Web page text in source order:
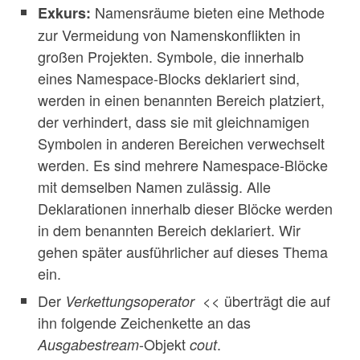
Exkurs: Namensräume bieten eine Methode
zur Vermeidung von Namenskonflikten in
großen Projekten. Symbole, die innerhalb
eines Namespace-Blocks deklariert sind,
werden in einen benannten Bereich platziert,
der verhindert, dass sie mit gleichnamigen
Symbolen in anderen Bereichen verwechselt
werden. Es sind mehrere Namespace-Blöcke
mit demselben Namen zulässig. Alle
Deklarationen innerhalb dieser Blöcke werden
in dem benannten Bereich deklariert. Wir
gehen später ausführlicher auf dieses Thema
ein.
Der Verkettungsoperator << überträgt die auf
ihn folgende Zeichenkette an das
Ausgabestream-Objektcout.